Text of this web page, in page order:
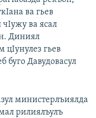
ва гьев
чIужу ва ясал
Диниял
цIунулез гьев
буго Давудовасул
министерлъиялда
рилиялъулъ